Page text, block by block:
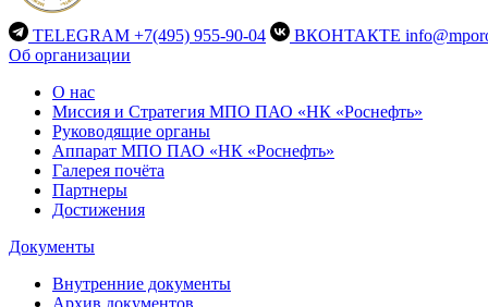
TELEGRAM +7(495) 955-90-04 ВКОНТАКТЕ
Об организации
О нас
Миссия и Стратегия МПО ПАО «НК «Роснефть»
Руководящие органы
Аппарат МПО ПАО «НК «Роснефть»
Галерея почёта
Партнеры
Достижения
Документы
Внутренние документы
Архив документов